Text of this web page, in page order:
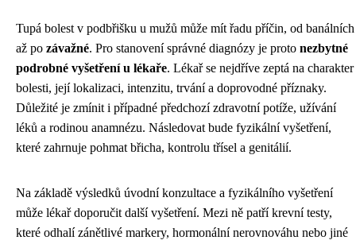
Tupá bolest v podbřišku u mužů může mít řadu příčin, od banálních
až po závažné. Pro stanovení správné diagnózy je proto nezbytné
podrobné vyšetření u lékaře. Lékař se nejdříve zeptá na charakter
bolesti, její lokalizaci, intenzitu, trvání a doprovodné příznaky.
Důležité je zmínit i případné předchozí zdravotní potíže, užívání
léků a rodinou anamnézu. Následovat bude fyzikální vyšetření,
které zahrnuje pohmat břicha, kontrolu třísel a genitálií.
Na základě výsledků úvodní konzultace a fyzikálního vyšetření
může lékař doporučit další vyšetření. Mezi ně patří krevní testy,
které odhalí zánětlivé markery, hormonální nerovnováhu nebo jiné